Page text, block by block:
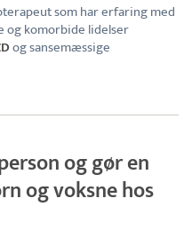
som har erfaring med
og komorbide lidelser
og sansemæssige
og gør en
og voksne hos